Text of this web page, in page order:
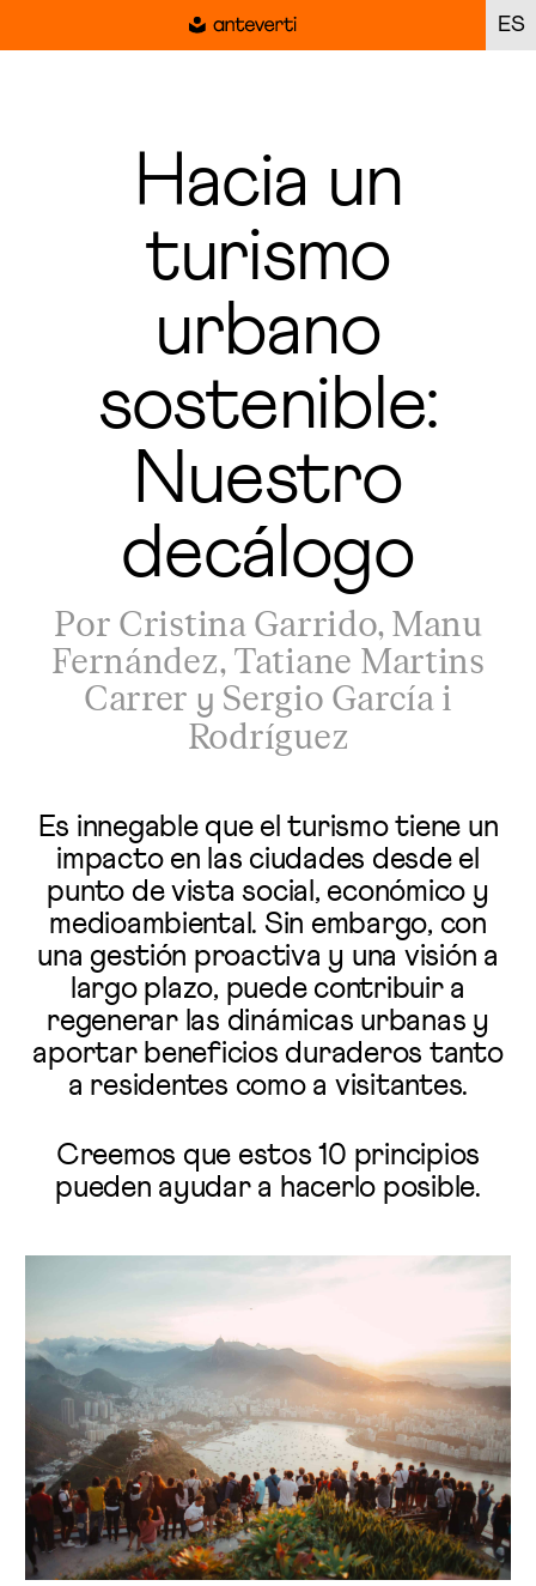
ES
Hacia un
turismo
urbano
sostenible:
Nuestro
decálogo
Por Cristina Garrido, Manu
Fernández, Tatiane Martins
Carrer y Sergio García i
Rodríguez
Es innegable que el turismo tiene un
impacto en las ciudades desde el
punto de vista social, económico y
medioambiental. Sin embargo, con
una gestión proactiva y una visión a
largo plazo, puede contribuir a
regenerar las dinámicas urbanas y
aportar beneficios duraderos tanto
a residentes como a visitantes.
Creemos que estos 10 principios
pueden ayudar a hacerlo posible.